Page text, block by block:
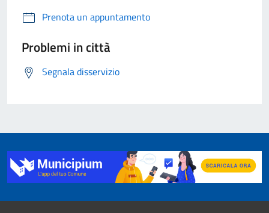
Prenota un appuntamento
Problemi in città
Segnala disservizio